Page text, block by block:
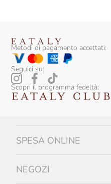
Silvio Carta
Tenuta I Gelsi
Tenuta Margherita
Tipico
Vicente Marino
Metodi di pagamento accettati:
Seguici su:
Scopri il programma fedeltà:
SPESA ONLINE
NEGOZI